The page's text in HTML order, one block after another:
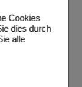
Cookies
dies durch
alle